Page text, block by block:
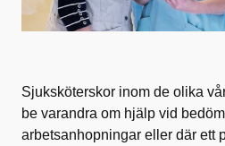
Sjuksköterskor inom de olika
be varandra om hjälp vid
arbetsanhopningar eller där ett